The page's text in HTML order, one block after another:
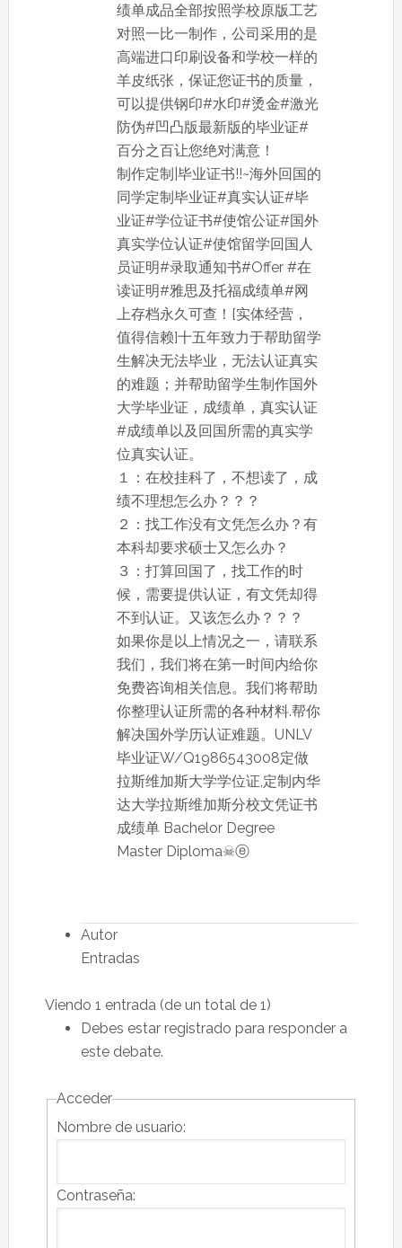
绩单成品全部按照学校原版工艺
对照一比一制作，公司采用的是
高端进口印刷设备和学校一样的
羊皮纸张，保证您证书的质量，
可以提供钢印#水印#烫金#激光
防伪#凹凸版最新版的毕业证#
百分之百让您绝对满意！
制作定制|毕业证书!!~海外回国的
同学定制毕业证#真实认证#毕
业证#学位证书#使馆公证#国外
真实学位认证#使馆留学回国人
员证明#录取通知书#Offer #在
读证明#雅思及托福成绩单#网
上存档永久可查！[实体经营，
值得信赖]十五年致力于帮助留学
生解决无法毕业，无法认证真实
的难题；并帮助留学生制作国外
大学毕业证，成绩单，真实认证
#成绩单以及回国所需的真实学
位真实认证。
１：在校挂科了，不想读了，成
绩不理想怎么办？？？
２：找工作没有文凭怎么办？有
本科却要求硕士又怎么办？
３：打算回国了，找工作的时
候，需要提供认证，有文凭却得
不到认证。又该怎么办？？？
如果你是以上情况之一，请联系
我们，我们将在第一时间内给你
免费咨询相关信息。我们将帮助
你整理认证所需的各种材料.帮你
解决国外学历认证难题。UNLV
毕业证W/Q1986543008定做
拉斯维加斯大学学位证,定制内华
达大学拉斯维加斯分校文凭证书
成绩单 Bachelor Degree
Master Diploma☠ⓔ
Autor
Entradas
Viendo 1 entrada (de un total de 1)
Debes estar registrado para responder a
este debate.
Acceder
Nombre de usuario:
Contraseña: